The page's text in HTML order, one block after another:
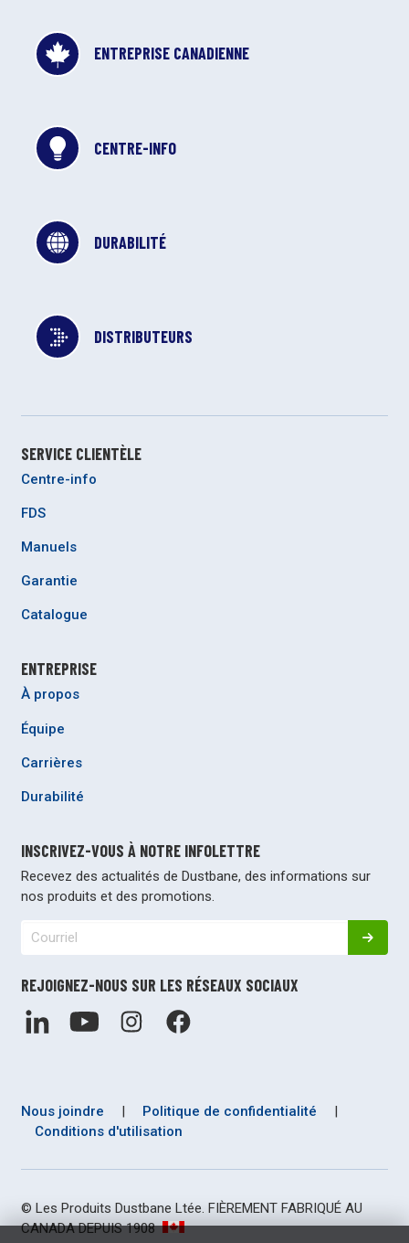
ENTREPRISE CANADIENNE
CENTRE-INFO
DURABILITÉ
DISTRIBUTEURS
SERVICE CLIENTÈLE
Centre-info
FDS
Manuels
Garantie
Catalogue
ENTREPRISE
À propos
Équipe
Carrières
Durabilité
INSCRIVEZ-VOUS À NOTRE INFOLETTRE
Recevez des actualités de Dustbane, des informations sur
nos produits et des promotions.
REJOIGNEZ-NOUS SUR LES RÉSEAUX SOCIAUX
Nous joindre | Politique de confidentialité
|
Conditions d'utilisation
© Les Produits Dustbane Ltée. FIÈREMENT FABRIQUÉ AU
CANADA DEPUIS 1908